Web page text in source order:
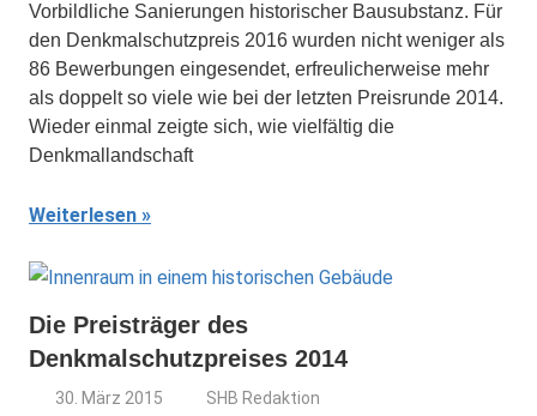
Vorbildliche Sanierungen historischer Bausubstanz. Für
den Denkmalschutzpreis 2016 wurden nicht weniger als
86 Bewerbungen eingesendet, erfreulicherweise mehr
als doppelt so viele wie bei der letzten Preisrunde 2014.
Wieder einmal zeigte sich, wie vielfältig die
Denkmallandschaft
Weiterlesen
Die Preisträger des
Denkmalschutzpreises 2014
30. März 2015
SHB Redaktion